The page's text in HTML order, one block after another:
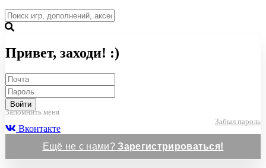
Привет, заходи! :)
Войти
Запомнить меня
Забыл пароль
Вконтакте
Ещё не с нами?Зарегистрироваться!